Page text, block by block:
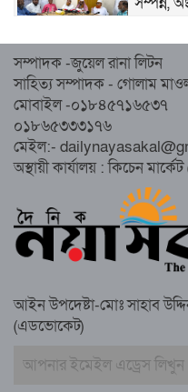
জুলাই’
গাউসিয়া
স্মরণ
কামরুল
সম্পাদক -জুয়েল রানা লিটন
সাহিত্য সম্পাদক - গোলাম
মোবাইল -০১৮৪৫৭১৬৫৩৭
০১৮৬৫৩৩৩১৭৬
মেইল:-
অস্থায়ী কার্যালয় : কিচেন
আইন উপদেষ্টা-মোঃ সাহাব
(এডভোকেট)